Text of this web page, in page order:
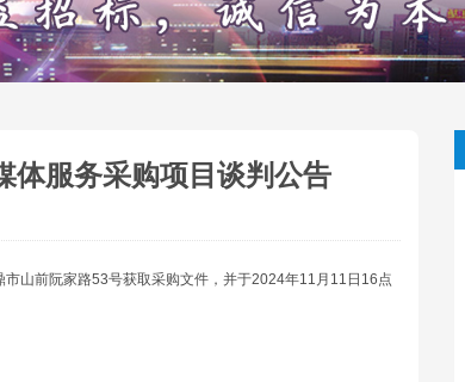
体服务采购项目谈判公告
山前阮家路53号获取采购文件，并于2024年11月11日16点